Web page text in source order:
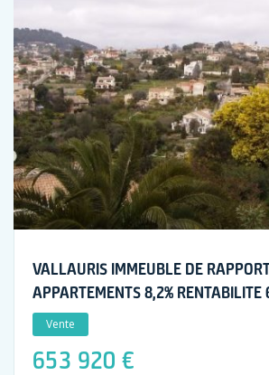
VALLAURIS IMMEUBLE DE
APPARTEMENTS 8,2%
Vente
653 920 €